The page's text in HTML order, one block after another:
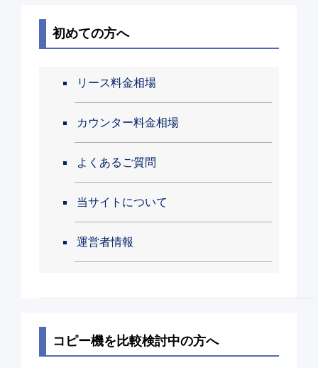
初めての方へ
リース料金相場
カウンター料金相場
よくあるご質問
当サイトについて
運営者情報
コピー機を比較検討中の方へ